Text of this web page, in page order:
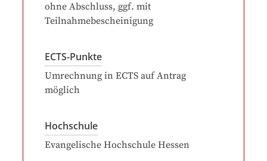
ohne Abschluss, ggf. mit
Teilnahmebescheinigung
ECTS-Punkte
Umrechnung in ECTS auf Antrag
möglich
Hochschule
Evangelische Hochschule Hessen